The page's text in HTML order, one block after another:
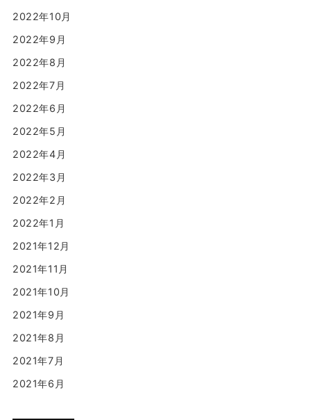
2022年10月
2022年9月
2022年8月
2022年7月
2022年6月
2022年5月
2022年4月
2022年3月
2022年2月
2022年1月
2021年12月
2021年11月
2021年10月
2021年9月
2021年8月
2021年7月
2021年6月